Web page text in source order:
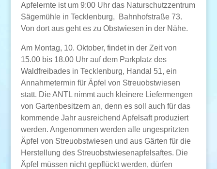
Apfelernte ist um 9:00 Uhr das Naturschutzzentrum
Sägemühle in Tecklenburg, Bahnhofstraße 73.
Von dort aus geht es zu Obstwiesen in der Nähe.
Am Montag, 10. Oktober, findet in der Zeit von
15.00 bis 18.00 Uhr auf dem Parkplatz des
Waldfreibades in Tecklenburg, Handal 51, ein
Annahmetermin für Äpfel von Streuobstwiesen
statt. Die ANTL nimmt auch kleinere Liefermengen
von Gartenbesitzern an, denn es soll auch für das
kommende Jahr ausreichend Apfelsaft produziert
werden. Angenommen werden alle ungespritzten
Äpfel von Streuobstwiesen und aus Gärten für die
Herstellung des Streuobstwiesenapfelsaftes. Die
Äpfel müssen nicht gepflückt werden, dürfen